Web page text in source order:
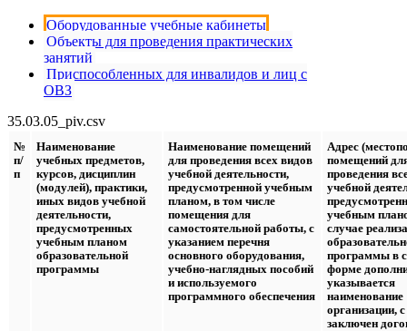
Оборудованные учебные кабинеты
Объекты для проведения практических
занятий
Приспособленных для инвалидов и лиц с
ОВЗ
35.03.05_piv.csv
№
п/
п
Наименование
учебных предметов,
курсов, дисциплин
(модулей), практики,
иных видов учебной
деятельности,
предусмотренных
учебным планом
образовательной
программы
Наименование помещений
для проведения всех видов
учебной деятельности,
предусмотренной учебным
планом, в том числе
помещения для
самостоятельной работы, с
указанием перечня
основного оборудования,
учебно-наглядных пособий
и используемого
программного обеспечения
Адрес
помещений
проведения
учебной
учебным
случае
программы в
форме
указывается
наименование
организации,
заключен